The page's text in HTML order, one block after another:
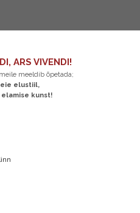
ARS VIVENDI!
meeldib õpetada;
elustiil,
kunst!